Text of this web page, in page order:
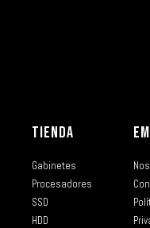
TIENDA
Gabinetes
Procesadores
SSD
HDD